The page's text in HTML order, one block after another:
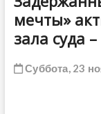
мечты»
зала суда
Суббота, 23